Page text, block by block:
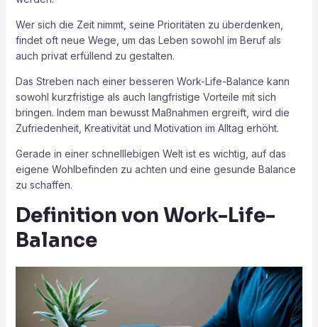
Wer sich die Zeit nimmt, seine Prioritäten zu überdenken,
findet oft neue Wege, um das Leben sowohl im Beruf als
auch privat erfüllend zu gestalten.
Das Streben nach einer besseren Work-Life-Balance kann
sowohl kurzfristige als auch langfristige Vorteile mit sich
bringen. Indem man bewusst Maßnahmen ergreift, wird die
Zufriedenheit, Kreativität und Motivation im Alltag erhöht.
Gerade in einer schnelllebigen Welt ist es wichtig, auf das
eigene Wohlbefinden zu achten und eine gesunde Balance
zu schaffen.
Definition von Work-Life-
Balance